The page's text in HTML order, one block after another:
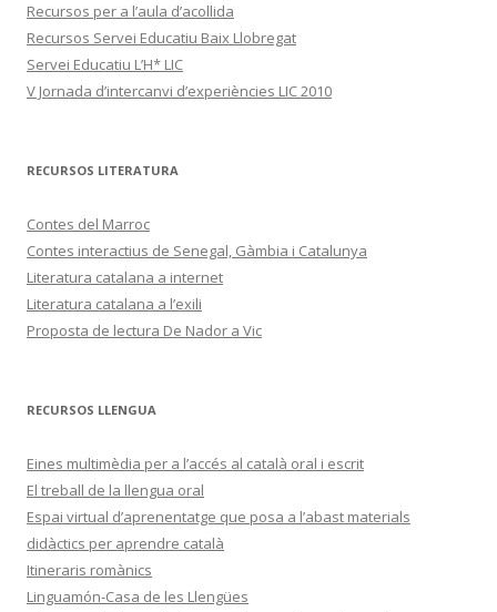
Recursos per a l’aula d’acollida
Recursos Servei Educatiu Baix Llobregat
Servei Educatiu L’H* LIC
V Jornada d’intercanvi d’experiències LIC 2010
RECURSOS LITERATURA
Contes del Marroc
Contes interactius de Senegal, Gàmbia i Catalunya
Literatura catalana a internet
Literatura catalana a l’exili
Proposta de lectura De Nador a Vic
RECURSOS LLENGUA
Eines multimèdia per a l’accés al català oral i escrit
El treball de la llengua oral
Espai virtual d’aprenentatge que posa a l’abast materials
didàctics per aprendre català
Itineraris romànics
Linguamón-Casa de les Llengües